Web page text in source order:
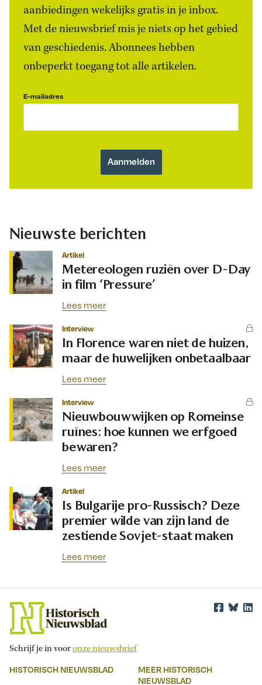
aanbiedingen wekelijks gratis in je inbox.
Met de nieuwsbrief mis je niets op het gebied
van geschiedenis. Abonnees hebben
onbeperkt toegang tot alle artikelen.
E-mailadres
Nieuwste berichten
Artikel
Metereologen ruziën over D-Day
in film ‘Pressure’
Lees meer
Interview
In Florence waren niet de huizen,
maar de huwelijken onbetaalbaar
Lees meer
Interview
Nieuwbouwwijken op Romeinse
ruïnes: hoe kunnen we erfgoed
bewaren?
Lees meer
Artikel
Is Bulgarije pro-Russisch? Deze
premier wilde van zijn land de
zestiende Sovjet-staat maken
Lees meer
Schrijf je in vooronze nieuwsbrief
HISTORISCH NIEUWSBLAD
MEER HISTORISCH
NIEUWSBLAD